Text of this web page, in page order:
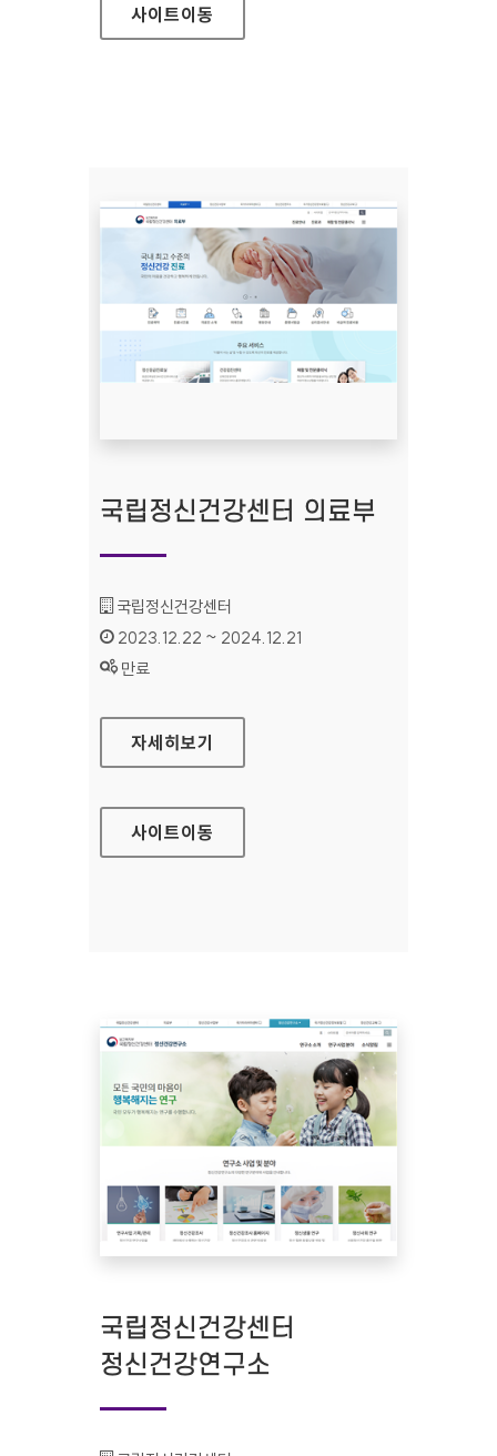
사이트이동
국립정신건강센터 의료부
기관명 :
국립정신건강센터
인증기간 :
2023.12.22 ~ 2024.12.21
상태 :
만료
국립정신건강센터 의료부
자세히보기
사이트이동
국립정신건강센터
정신건강연구소